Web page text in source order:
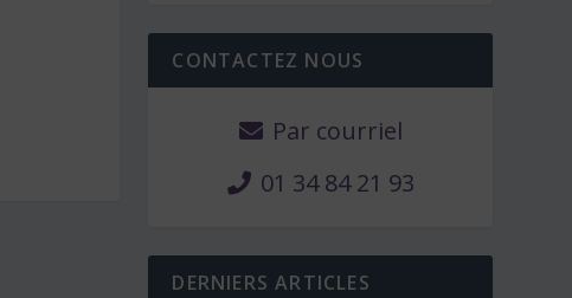
CONTACTEZ NOUS
Par courriel
01 34 84 21 93
DERNIERS ARTICLES